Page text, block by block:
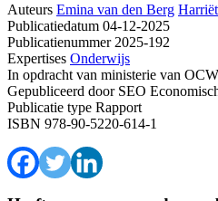
Auteurs Emina van den Berg
Publicatiedatum 04-12-2025
Publicatienummer2025-192
Expertises Onderwijs
In opdracht van ministerie van OCW
Gepubliceerd doorSEO
Publicatie type Rapport
ISBN 978-90-5220-614-1